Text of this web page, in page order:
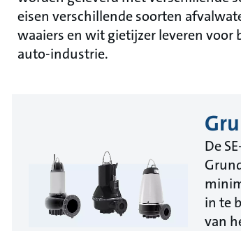
eisen verschillende soorten
waaiers en wit gietijzer leveren voor
auto-industrie.
De
in te
van